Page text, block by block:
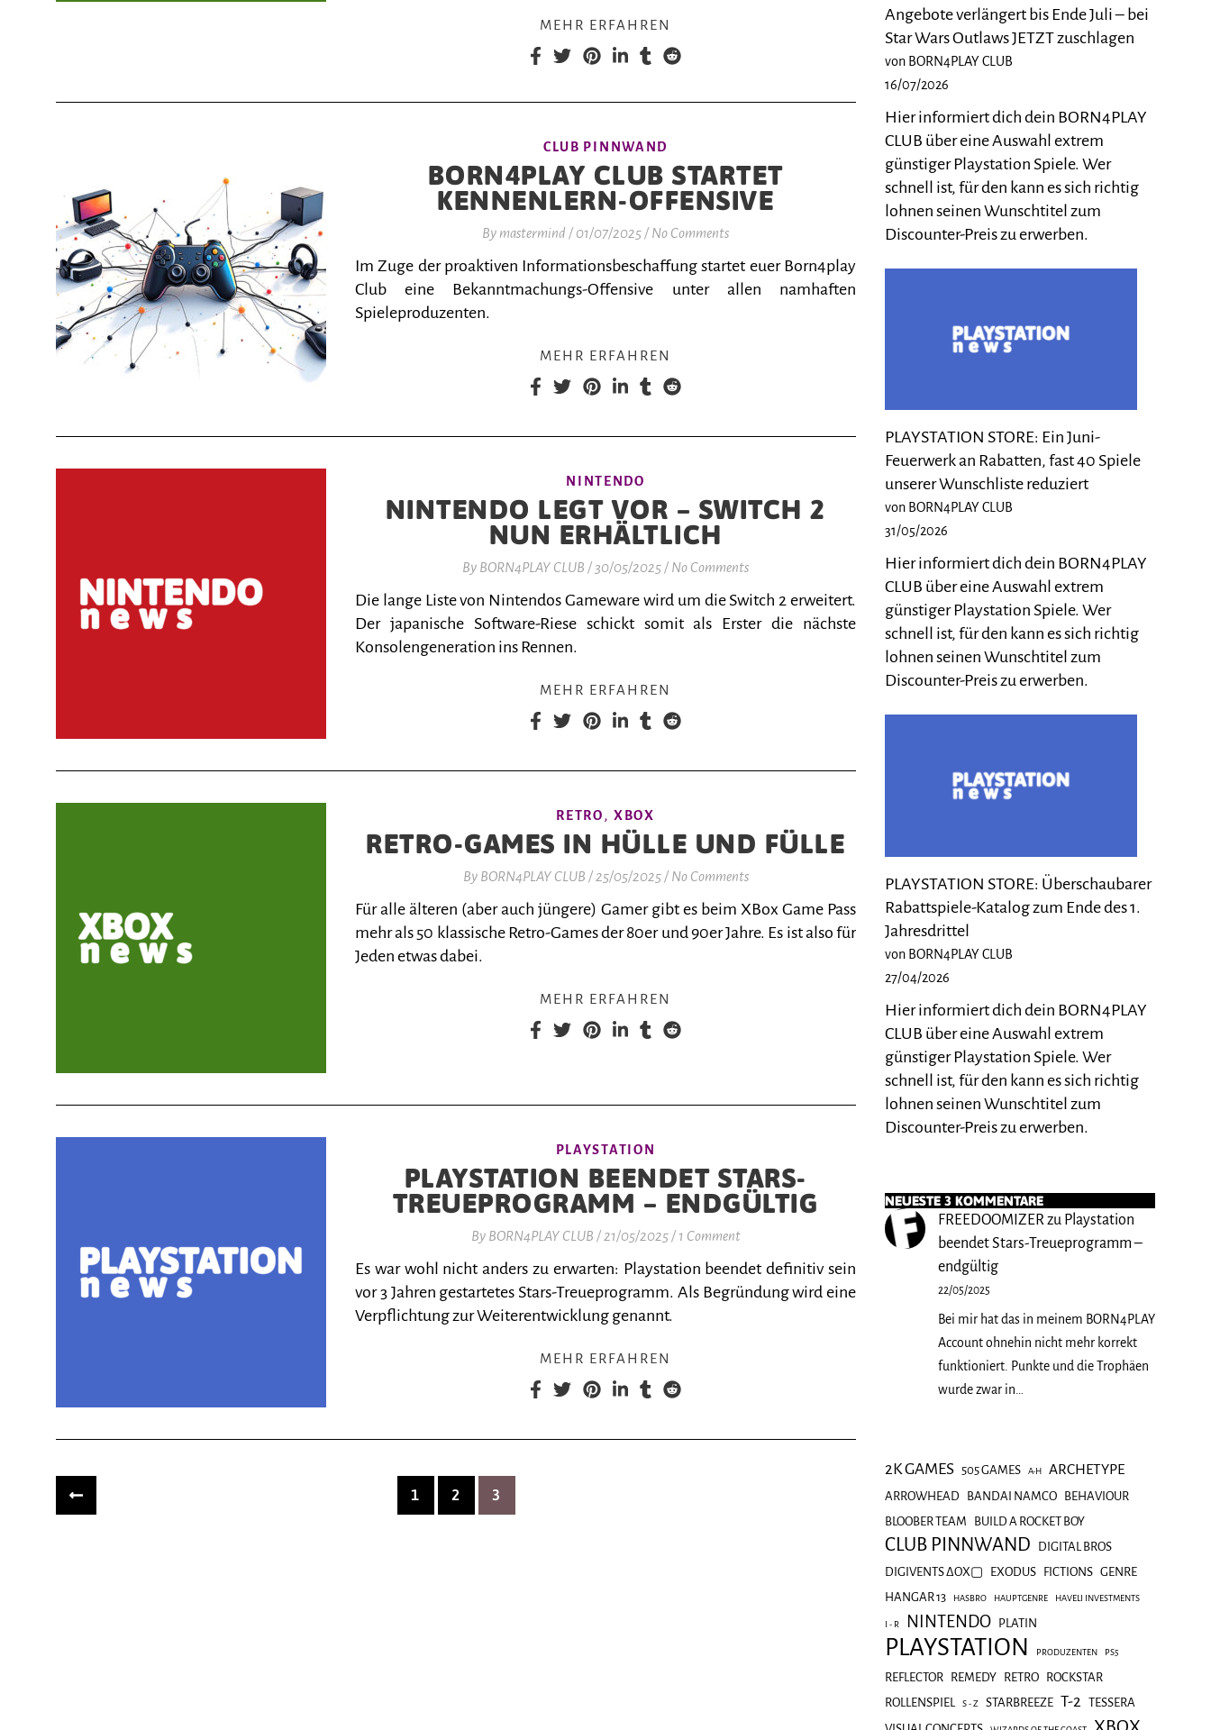
MEHR ERFAHREN
CLUB PINNWAND
BORN4PLAY CLUB STARTET
KENNENLERN-OFFENSIVE
By mastermind / 01/07/2025 / No Comments
Im Zuge der proaktiven Informationsbeschaffung startet euer Born4play
Club eine Bekanntmachungs-Offensive unter allen namhaften
Spieleproduzenten.
MEHR ERFAHREN
NINTENDO
NINTENDO LEGT VOR – SWITCH 2
NUN ERHÄLTLICH
By BORN4PLAY CLUB / 30/05/2025 / No Comments
Die lange Liste von Nintendos Gameware wird um die Switch 2 erweitert.
Der japanische Software-Riese schickt somit als Erster die nächste
Konsolengeneration ins Rennen.
MEHR ERFAHREN
RETRO, XBOX
RETRO-GAMES IN HÜLLE UND FÜLLE
By BORN4PLAY CLUB / 25/05/2025 / No Comments
Für alle älteren (aber auch jüngere) Gamer gibt es beim XBox Game Pass
mehr als 50 klassische Retro-Games der 80er und 90er Jahre. Es ist also für
Jeden etwas dabei.
MEHR ERFAHREN
PLAYSTATION
PLAYSTATION BEENDET STARS-
TREUEPROGRAMM – ENDGÜLTIG
By BORN4PLAY CLUB / 21/05/2025 / 1 Comment
Es war wohl nicht anders zu erwarten: Playstation beendet definitiv sein
vor 3 Jahren gestartetes Stars-Treueprogramm. Als Begründung wird eine
Verpflichtung zur Weiterentwicklung genannt.
MEHR ERFAHREN
1 2 3
Angebote verlängert bis Ende Juli – bei
Star Wars Outlaws JETZT zuschlagen
von BORN4PLAY CLUB
16/07/2026
Hier informiert dich dein BORN4PLAY
CLUB über eine Auswahl extrem
günstiger Playstation Spiele. Wer
schnell ist, für den kann es sich richtig
lohnen seinen Wunschtitel zum
Discounter-Preis zu erwerben.
PLAYSTATION STORE: Ein Juni-
Feuerwerk an Rabatten, fast 40 Spiele
unserer Wunschliste reduziert
von BORN4PLAY CLUB
31/05/2026
Hier informiert dich dein BORN4PLAY
CLUB über eine Auswahl extrem
günstiger Playstation Spiele. Wer
schnell ist, für den kann es sich richtig
lohnen seinen Wunschtitel zum
Discounter-Preis zu erwerben.
PLAYSTATION STORE: Überschaubarer
Rabattspiele-Katalog zum Ende des 1.
Jahresdrittel
von BORN4PLAY CLUB
27/04/2026
Hier informiert dich dein BORN4PLAY
CLUB über eine Auswahl extrem
günstiger Playstation Spiele. Wer
schnell ist, für den kann es sich richtig
lohnen seinen Wunschtitel zum
Discounter-Preis zu erwerben.
NEUESTE 3 KOMMENTARE
FREEDOOMIZERzu Playstation
beendet Stars-Treueprogramm –
endgültig
22/05/2025
Bei mir hat das in meinem BORN4PLAY
Account ohnehin nicht mehr korrekt
funktioniert. Punkte und die Trophäen
wurde zwar in…
2K GAMES 505 GAMES A-H ARCHETYPE
ARROWHEAD BANDAI NAMCO
BEHAVIOUR
BLOOBER TEAM
BUILD A ROCKET BOY
CLUB PINNWAND
DIGITAL BROS
DIGIVENTS ΔOX▢
EXODUS FICTIONS GENRE
HANGAR 13
HASBRO HAUPTGENRE HAVELI INVESTMENTS
I - R NINTENDO PLATIN
PLAYSTATION PRODUZENTEN PS5
REFLECTOR REMEDY RETRO
ROCKSTAR
ROLLENSPIEL
S - Z STARBREEZE T-2 TESSERA